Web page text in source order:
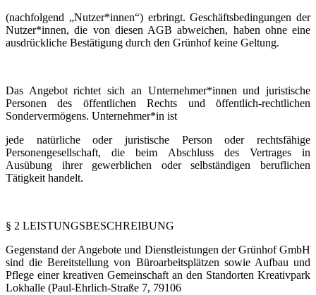
(nachfolgend „Nutzer*innen“) erbringt. Geschäftsbedingungen der
Nutzer*innen, die von diesen AGB abweichen, haben ohne eine
ausdrückliche Bestätigung durch den Grünhof keine Geltung.
Das Angebot richtet sich an Unternehmer*innen und juristische
Personen des öffentlichen Rechts und öffentlich-rechtlichen
Sondervermögens. Unternehmer*in ist
jede natürliche oder juristische Person oder rechtsfähige
Personengesellschaft, die beim Abschluss des Vertrages in
Ausübung ihrer gewerblichen oder selbständigen beruflichen
Tätigkeit handelt.
§ 2 LEISTUNGSBESCHREIBUNG
Gegenstand der Angebote und Dienstleistungen der Grünhof GmbH
sind die Bereitstellung von Büroarbeitsplätzen sowie Aufbau und
Pflege einer kreativen Gemeinschaft an den Standorten Kreativpark
Lokhalle (Paul-Ehrlich-Straße 7, 79106